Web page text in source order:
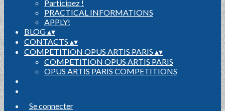
Participez !
PRACTICAL INFORMATIONS
APPLY!
BLOG▴▾
CONTACTS ▴▾
COMPETITION OPUS ARTIS PARIS ▴▾
COMPETITION OPUS ARTIS PARIS
OPUS ARTIS PARIS COMPETITIONS
Se connecter